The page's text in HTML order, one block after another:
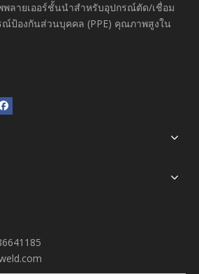
พลายเออร์ชั้นนำสำหรับอุปกรณ์ตัด/เชื่อม
ณ์ป้องกันส่วนบุคคล (PPE) คุณภาพสูงใน